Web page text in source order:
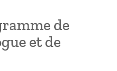
de
et de